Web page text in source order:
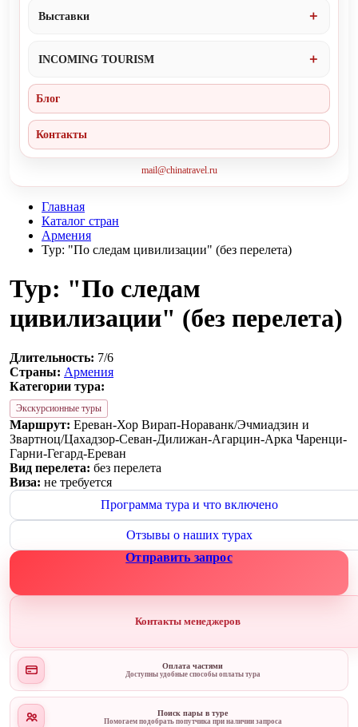
Выставки
INCOMING TOURISM
Блог
Контакты
mail@chinatravel.ru
Главная
Каталог стран
Армения
Тур: "По следам цивилизации" (без перелета)
Тур: "По следам
цивилизации" (без перелета)
Длительность: 7/6
Страны: Армения
Категории тура:
Экскурсионные туры
Маршрут: Ереван-Хор Вирап-Нораванк/Эчмиадзин и
Звартноц/Цахадзор-Севан-Дилижан-Агарцин-Арка Чаренци-
Гарни-Гегард-Ереван
Вид перелета: без перелета
Виза: не требуется
Программа тура и что включено
Отзывы о наших турах
Отправить запрос
Контакты менеджеров
Оплата частями
Доступны удобные способы оплаты тура
Поиск пары в туре
Помогаем подобрать попутчика при наличии запроса